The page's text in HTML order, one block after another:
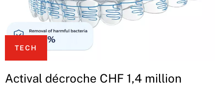
TECH
Actival décroche CHF 1,4 million